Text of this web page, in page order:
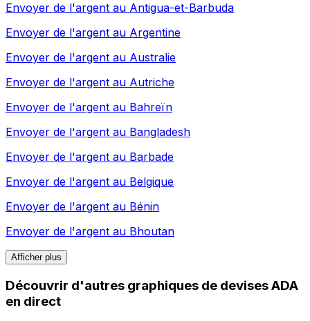
Envoyer de l'argent au Antigua-et-Barbuda
Envoyer de l'argent au Argentine
Envoyer de l'argent au Australie
Envoyer de l'argent au Autriche
Envoyer de l'argent au Bahreïn
Envoyer de l'argent au Bangladesh
Envoyer de l'argent au Barbade
Envoyer de l'argent au Belgique
Envoyer de l'argent au Bénin
Envoyer de l'argent au Bhoutan
Afficher plus
Découvrir d'autres graphiques de devises ADA
en direct